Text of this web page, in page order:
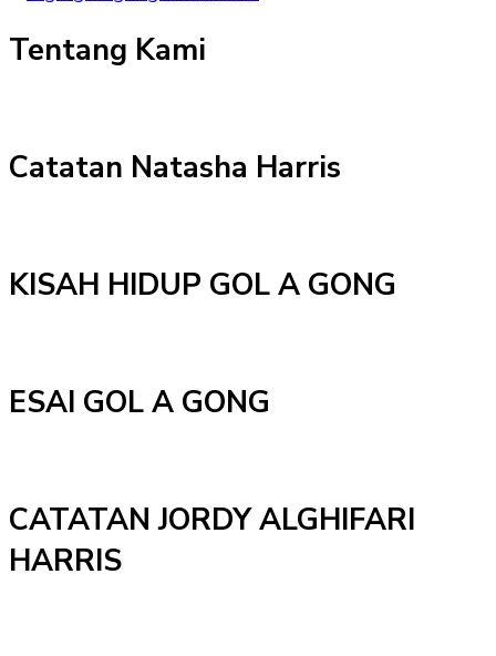
Tentang Kami
Catatan Natasha Harris
KISAH HIDUP GOL A GONG
ESAI GOL A GONG
CATATAN JORDY ALGHIFARI
HARRIS